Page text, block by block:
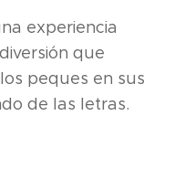
experiencia
que
peques en sus
de las letras.